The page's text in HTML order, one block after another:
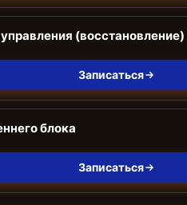
(восстановление)
Записаться
блока
Записаться